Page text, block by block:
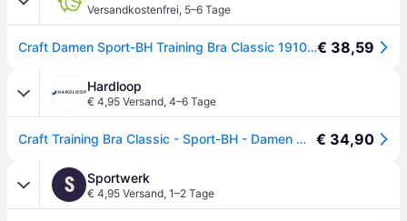
Versandkostenfrei, 5–6 Tage
Craft Damen Sport-BH Training Bra Classic 1910758€ 38,59
Hardloop
€ 4,95 Versand, 4–6 Tage
Craft Training Bra Classic - Sport-BH - Damen White M € 34,90
S Sportwerk
€ 4,95 Versand, 1–2 Tage